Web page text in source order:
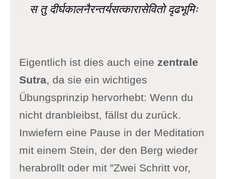
स तु दीर्घकालनैरन्तर्यसत्कारासेवितो दृढभूमिः
Eigentlich ist dies auch eine zentrale
Sutra, da sie ein wichtiges
Übungsprinzip hervorhebt: Wenn du
nicht dranbleibst, fällst du zurück.
Inwiefern eine Pause in der Meditation
mit einem Stein, der den Berg wieder
herabrollt oder mit "Zwei Schritt vor,